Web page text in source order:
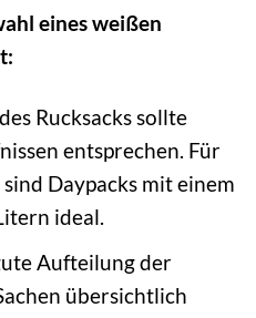
eines weißen
Rucksacks sollte
entsprechen. Für
Daypacks mit einem
ideal.
Aufteilung der
übersichtlich